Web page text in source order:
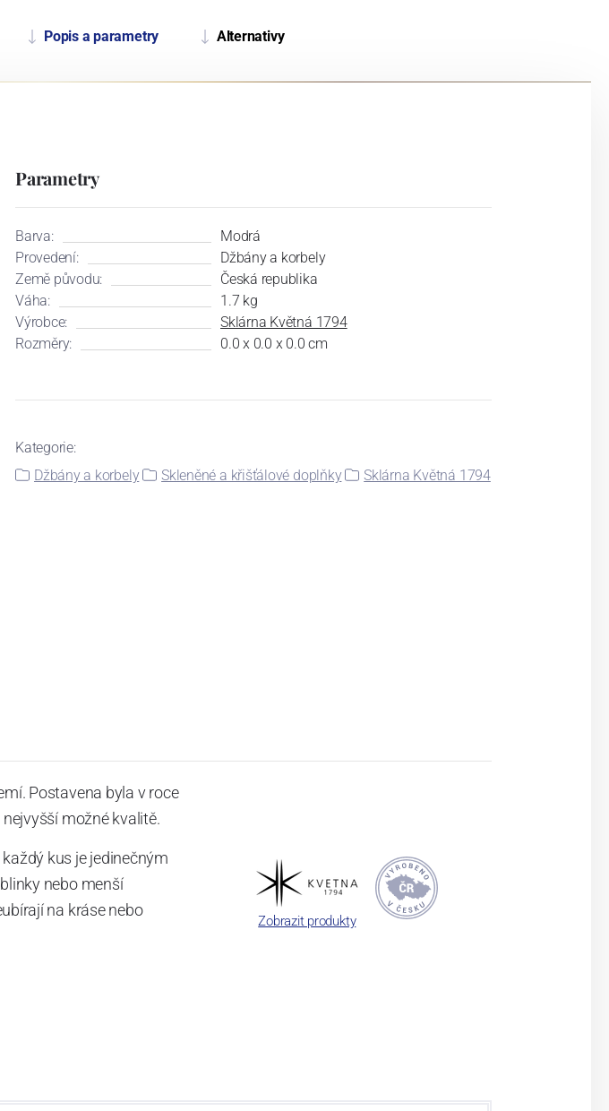
Popis a parametry Alternativy
Parametry
Barva:
Modrá
Provedení:
Džbány a korbely
Země původu:
Česká republika
Váha:
1.7 kg
Výrobce:
Sklárna Květná 1794
Rozměry:
0.0 x 0.0 x 0.0 cm
Kategorie:
Džbány a korbely
Skleněné a křišťálové doplňky Sklárna Květná 1794
Postavena byla v roce
možné kvalitě.
kus je jedinečným
nebo menší
na kráse nebo
Zobrazit produkty